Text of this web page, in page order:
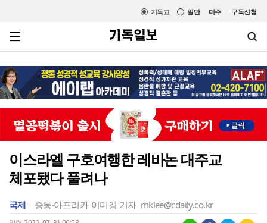
미주 구독신청
일반
기독교
이스라엘 구호여행한 레바논 대주교
체포됐다 풀려나
국제 중동·아프리카 이미경 기자 mklee@cdaily.co.kr